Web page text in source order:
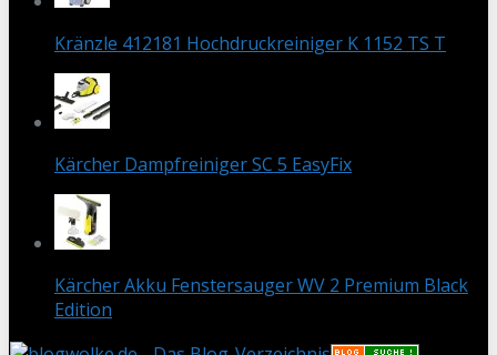
Kränzle 412181 Hochdruckreiniger K 1152 TS T
Kärcher Dampfreiniger SC 5 EasyFix
Kärcher Akku Fenstersauger WV 2 Premium Black
Edition